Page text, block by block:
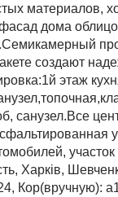
материалов,
дома
создают
этаж
санузел.Все
Харків,
Кор(вручную):